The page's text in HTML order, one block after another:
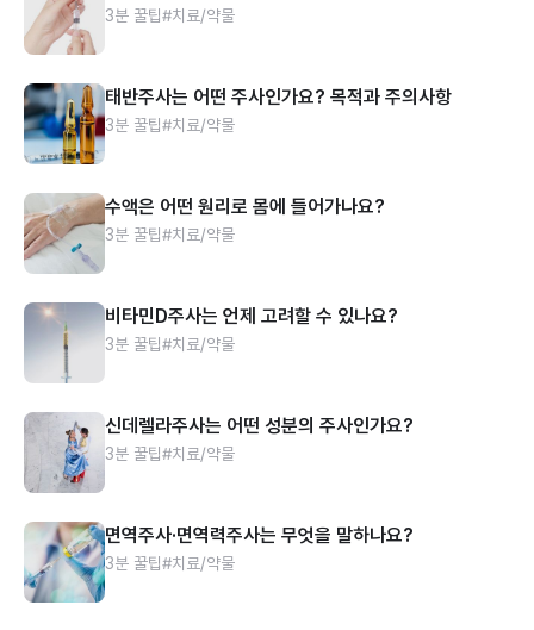
3분 꿀팁#치료/약물
태반주사는 어떤 주사인가요? 목적과 주의사항
3분 꿀팁#치료/약물
수액은 어떤 원리로 몸에 들어가나요?
3분 꿀팁#치료/약물
비타민D주사는 언제 고려할 수 있나요?
3분 꿀팁#치료/약물
신데렐라주사는 어떤 성분의 주사인가요?
3분 꿀팁#치료/약물
면역주사·면역력주사는 무엇을 말하나요?
3분 꿀팁#치료/약물